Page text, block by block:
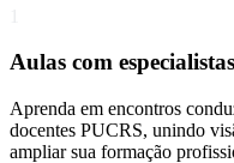
Aulas com especialistas
Aprenda em encontros
docentes PUCRS, unindo
ampliar sua formação